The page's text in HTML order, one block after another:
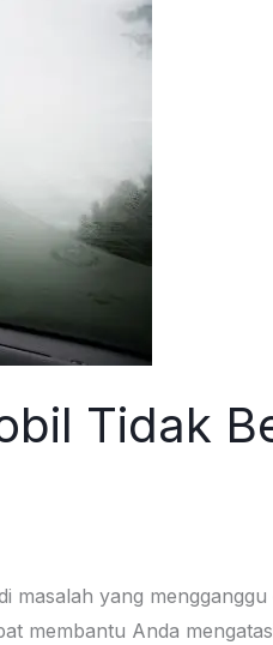
Tidak
masalah yang
membantu Anda